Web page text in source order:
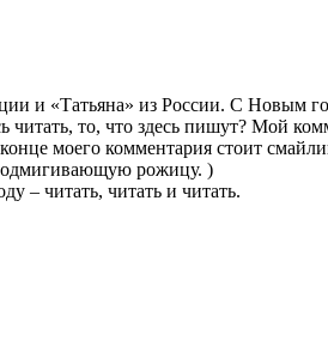
и «Татьяна» из России. С Новым
читать, то, что здесь пишут? Мой
моего комментария стоит
рожицу. )
– читать, читать и читать.